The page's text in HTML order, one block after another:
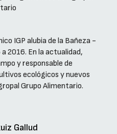
IGP alubia de la Bañeza -
2016. En la actualidad,
y responsable de
ecológicos y nuevos
Grupo Alimentario.
Gallud